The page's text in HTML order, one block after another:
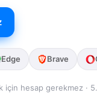
Edge Brave
için hesap gerekmez ·